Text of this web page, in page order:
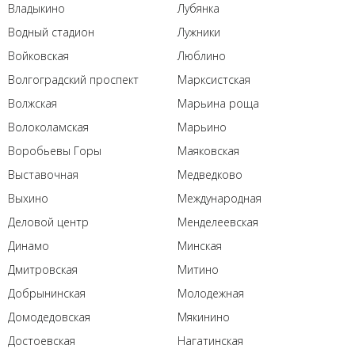
Владыкино
Водный стадион
Войковская
Волгоградский проспект
Волжская
Волоколамская
Воробьевы Горы
Выставочная
Выхино
Деловой центр
Динамо
Дмитровская
Добрынинская
Домодедовская
Достоевская
Лубянка
Лужники
Люблино
Марксистская
Марьина роща
Марьино
Маяковская
Медведково
Международная
Менделеевская
Минская
Митино
Молодежная
Мякинино
Нагатинская